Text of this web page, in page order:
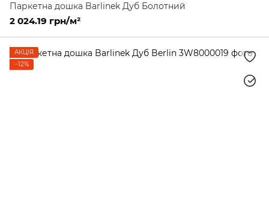
Паркетна дошка Barlinek Дуб Болотний
2 024.19 грн/м²
АКЦІЯ
−12%